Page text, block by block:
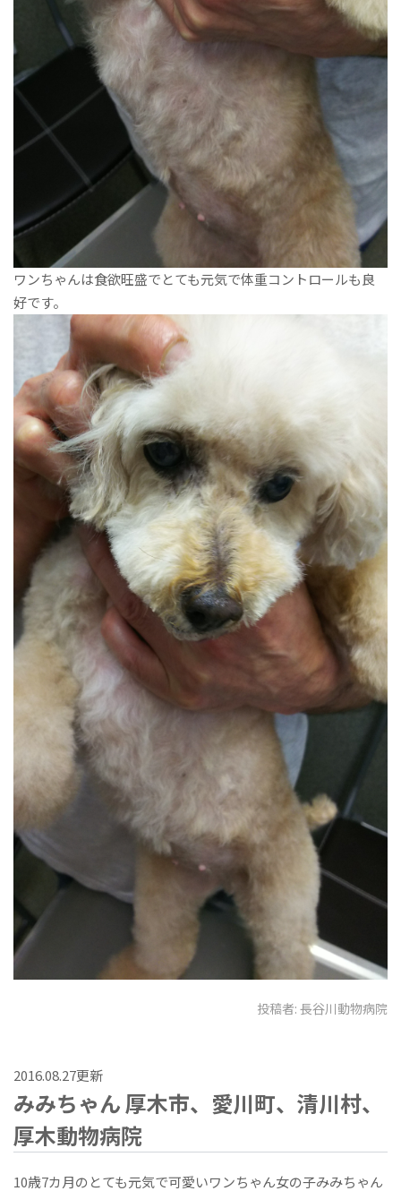
ワンちゃんは食欲旺盛でとても元気で体重コントロールも良
好です。
投稿者: 長谷川動物病院
2016.08.27更新
みみちゃん 厚木市、愛川町、清川村、
厚木動物病院
10歳7カ月のとても元気で可愛いワンちゃん女の子みみちゃん